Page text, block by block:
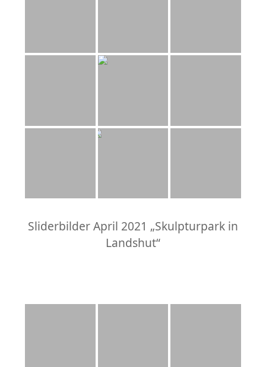
Sliderbilder April 2021 „Skulpturpark in
Landshut“